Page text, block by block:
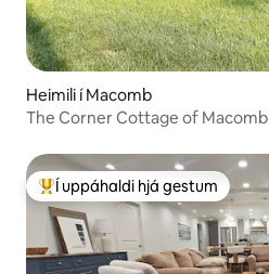
Heimili í Macomb
The Corner Cottage of Macomb
Í mestu uppáhaldi hjá gestum
Í uppáhaldi hjá gestum